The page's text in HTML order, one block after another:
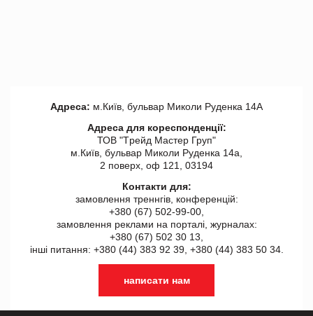
Адреса: м.Київ, бульвар Миколи Руденка 14А
Адреса для кореспонденції:
ТОВ "Tрейд Мастер Груп"
м.Київ, бульвар Миколи Руденка 14а,
2 поверх, оф 121, 03194
Контакти для:
замовлення треннгів, конференцій:
+380 (67) 502-99-00,
замовлення реклами на порталі, журналах:
+380 (67) 502 30 13,
інші питання: +380 (44) 383 92 39, +380 (44) 383 50 34.
написати нам